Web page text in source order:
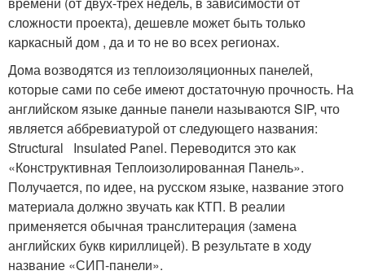
сложности проекта), дешевле может быть только
каркасный дом , да и то не во всех регионах.
Дома возводятся из теплоизоляционных панелей,
которые сами по себе имеют достаточную прочность. На
английском языке данные панели называются SIP, что
является аббревиатурой от следующего названия:
Structural Insulated Panel. Переводится это как
«Конструктивная Теплоизолированная Панель».
Получается, по идее, на русском языке, название этого
материала должно звучать как КТП. В реалии
применяется обычная транслитерация (замена
английских букв кириллицей). В результате в ходу
название «СИП-панели».